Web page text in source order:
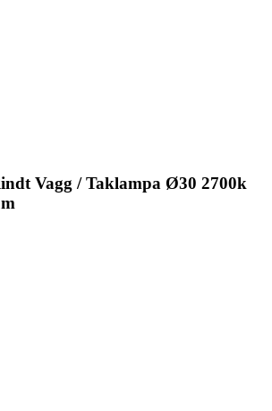
Vagg / Taklampa Ø30 2700k